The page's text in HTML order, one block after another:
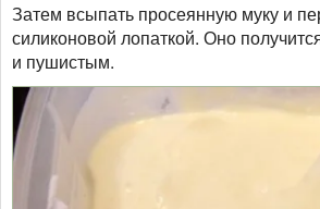
Затем всыпать просеянную муку и
силиконовой лопаткой. Оно
и пушистым.